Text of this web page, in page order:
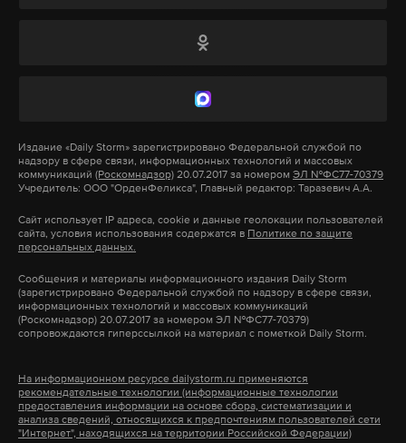
оккупированных россиянами территорий без
инициатив на четвертом году украинского
конфликта, депутат опять повесил всю
легитимность проведенных на востоке Украины
референдумов и вынесенных по ним решений.
В конце своего заявления Тымчук сам отвечает на
столь назревший вопрос после прочтения этого
противоречит минским договоренностям? – Нет.
Более того, украинский депутат пишет, что их
законопроект «позволит вдохнуть жизнь в
Двойное предумышленное убийство было
недалеко от Венеции. О преступлении Стефано
Перале сообщил в полицию сам. На первом же
допросе итальянец воспользовался правом
Издание «Daily Storm» зарегистрировано Федеральной службой по
надзору в сфере связи, информационных технологий и массовых
коммуникаций (Роскомнадзор) 20.07.2017 за номером ЭЛ №ФС77-70379
Учредитель: ООО "ОрденФеликса", Главный редактор: Таразевич А.А.
Сайт использует IP адреса, cookie и данные геолокации пользователей
сайта, условия использования содержатся в Политике по защите
персональных данных.
Сообщения и материалы информационного издания Daily Storm
(зарегистрировано Федеральной службой по надзору в сфере связи,
информационных технологий и массовых коммуникаций
(Роскомнадзор) 20.07.2017 за номером ЭЛ №ФС77-70379)
сопровождаются гиперссылкой на материал с пометкой Daily Storm.
На информационном ресурсе dailystorm.ru применяются
рекомендательные технологии (информационные технологии
предоставления информации на основе сбора, систематизации и
анализа сведений, относящихся к предпочтениям пользователей сети
"Интернет", находящихся на территории Российской Федерации)